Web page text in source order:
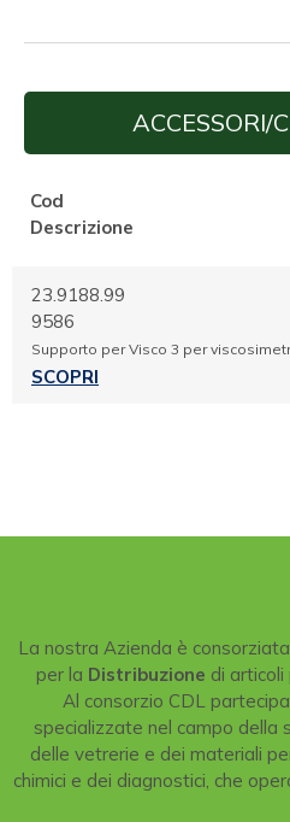
ACCESSORI/
Cod
Descrizione
23.9188.99
9586
Supporto per Visco 3 per
SCOPRI
La nostra Azienda è
per la Distribuzione di articoli
Al consorzio CDL
specializzate nel campo della
delle vetrerie e dei materiali
chimici e dei diagnostici, che